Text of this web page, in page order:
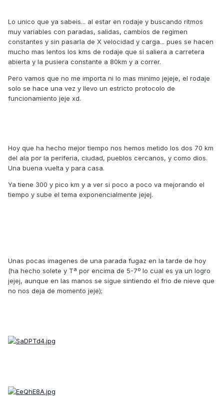
Lo unico que ya sabeis... al estar en rodaje y buscando ritmos
muy variables con paradas, salidas, cambios de regimen
constantes y sin pasarla de X velocidad y carga... pues se hacen
mucho mas lentos los kms de rodaje que si saliera a carretera
abierta y la pusiera constante a 80km y a correr.
Pero vamos que no me importa ni lo mas minimo jejeje, el rodaje
solo se hace una vez y llevo un estricto protocolo de
funcionamiento jeje xd.
Hoy que ha hecho mejor tiempo nos hemos metido los dos 70 km
del ala por la periferia, ciudad, pueblos cercanos, y como dios.
Una buena vuelta y para casa.
Ya tiene 300 y pico km y a ver si poco a poco va mejorando el
tiempo y sube el tema exponencialmente jejej.
Unas pocas imagenes de una parada fugaz en la tarde de hoy
(ha hecho solete y Tª por encima de 5-7º lo cual es ya un logro
jejej, aunque en las manos se sigue sintiendo el frio de nieve que
no nos deja de momento jeje);